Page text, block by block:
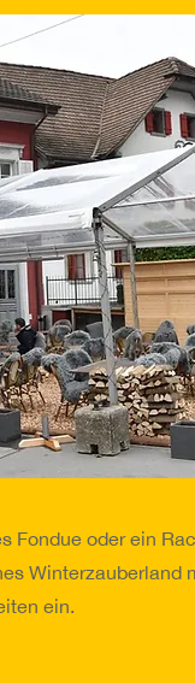
Fondue oder ein
Winterzauberland
ein.